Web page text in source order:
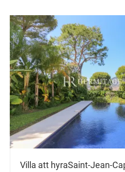
Villa att hyraSaint-Jean-